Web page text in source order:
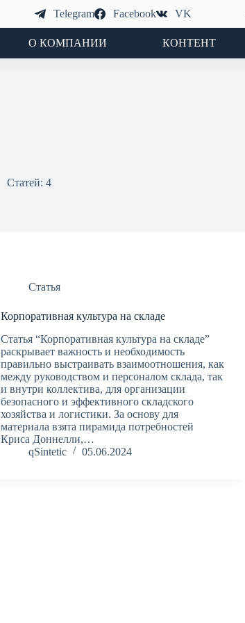
Telegram Facebook VK
О КОМПАНИИ КОНТЕНТ
Статей: 4
Статья
Корпоративная культура на складе
Статья “Корпоративная культура на складе”
раскрывает важность и необходимость
правильно выстраивать взаимоотношения, как
между руководством и персоналом склада, так
и внутри коллектива, для организации
безопасного и эффективного складского
хозяйства и логистики. За основу для
материала взята пирамида потребностей
Криса Доннелли,…
qSintetic
05.06.2024